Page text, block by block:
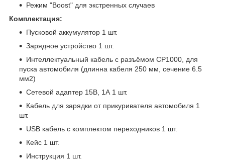
Режим "Boost" для экстренных случаев
Комплектация:
Пусковой аккумулятор 1 шт.
Зарядное устройство 1 шт.
Интеллектуальный кабель с разъёмом CP1000, для
пуска автомобиля (длинна кабеля 250 мм, сечение 6.5
мм2)
Сетевой адаптер 15В, 1А 1 шт.
Кабель для зарядки от прикуривателя автомобиля 1
шт.
USB кабель с комплектом переходников 1 шт.
Кейс 1 шт.
Инструкция 1 шт.